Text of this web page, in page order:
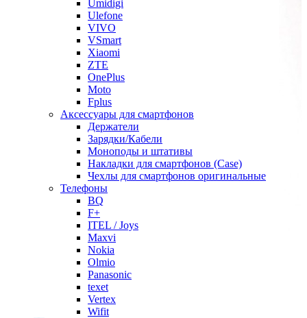
Umidigi
Ulefone
VIVO
VSmart
Xiaomi
ZTE
OnePlus
Moto
Fplus
Аксессуары для смартфонов
Держатели
Зарядки/Кабели
Моноподы и штативы
Накладки для смартфонов (Case)
Чехлы для смартфонов оригинальные
Телефоны
BQ
F+
ITEL / Joys
Maxvi
Nokia
Olmio
Panasonic
texet
Vertex
Wifit